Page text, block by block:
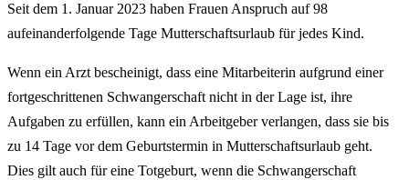
Seit dem 1. Januar 2023 haben Frauen Anspruch auf 98
aufeinanderfolgende Tage Mutterschaftsurlaub für jedes Kind.
Wenn ein Arzt bescheinigt, dass eine Mitarbeiterin aufgrund einer
fortgeschrittenen Schwangerschaft nicht in der Lage ist, ihre
Aufgaben zu erfüllen, kann ein Arbeitgeber verlangen, dass sie bis
zu 14 Tage vor dem Geburtstermin in Mutterschaftsurlaub geht.
Dies gilt auch für eine Totgeburt, wenn die Schwangerschaft